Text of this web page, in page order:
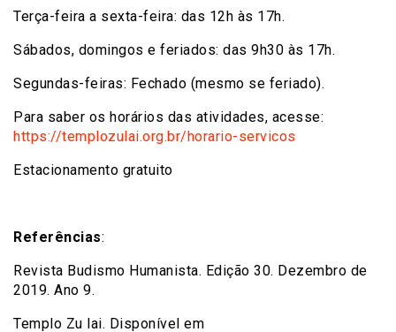
Terça-feira a sexta-feira: das 12h às 17h.
Sábados, domingos e feriados: das 9h30 às 17h.
Segundas-feiras: Fechado (mesmo se feriado).
Para saber os horários das atividades, acesse:
https://templozulai.org.br/horario-servicos
Estacionamento gratuito
Referências:
Revista Budismo Humanista. Edição 30. Dezembro de
2019. Ano 9.
Templo Zu lai. Disponível em